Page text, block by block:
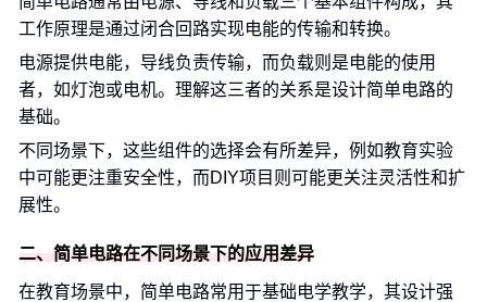
工作原理是通过闭合回路实现电能的传输和转换。
电源提供电能，导线负责传输，而负载则是电能的使用
者，如灯泡或电机。理解这三者的关系是设计简单电路的
基础。
不同场景下，这些组件的选择会有所差异，例如教育实验
中可能更注重安全性，而DIY项目则可能更关注灵活性和扩
展性。
二、简单电路在不同场景下的应用差异
在教育场景中，简单电路常用于基础电学教学，其设计强